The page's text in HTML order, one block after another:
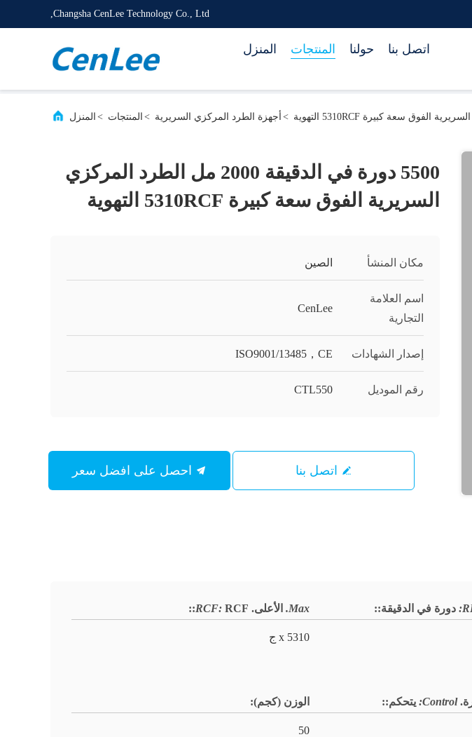
Changsha CenLee Technology Co., Ltd,
المنزل المنتجات حولنا اتصل بنا
المنزل > المنتجات > أجهزة الطرد المركزي السريرية >
5500 دورة في الدقيقة 2000 مل الطرد المركزي
السريرية الفوق سعة كبيرة 5310RCF التهوية
مكان المنشأ الصين
اسم العلامة
التجارية
CenLee
إصدار الشهادات ISO9001/13485，CE
رقم الموديل CTL550
اتصل بنا
دورة في الدقيقة::
Max. الأعلى. RCF: RCF:
:
5310 x ج
Control: يتحكم:: الوزن (كجم):
50